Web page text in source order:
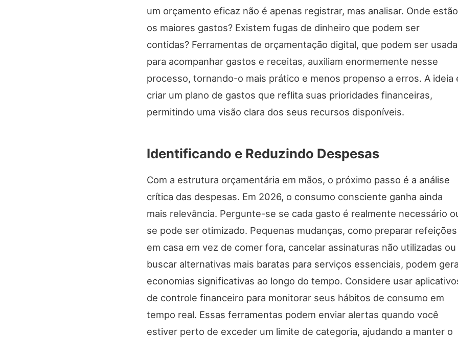
um orçamento eficaz não é apenas registrar, mas analisar. Onde estão
os maiores gastos? Existem fugas de dinheiro que podem ser
contidas? Ferramentas de orçamentação digital, que podem ser
para acompanhar gastos e receitas, auxiliam enormemente nesse
processo, tornando-o mais prático e menos propenso a erros. A ideia
criar um plano de gastos que reflita suas prioridades financeiras,
permitindo uma visão clara dos seus recursos disponíveis.
Identificando e Reduzindo Despesas
Com a estrutura orçamentária em mãos, o próximo passo é a análise
crítica das despesas. Em 2026, o consumo consciente ganha ainda
mais relevância. Pergunte-se se cada gasto é realmente necessário
se pode ser otimizado. Pequenas mudanças, como preparar refeições
em casa em vez de comer fora, cancelar assinaturas não utilizadas ou
buscar alternativas mais baratas para serviços essenciais, podem
economias significativas ao longo do tempo. Considere usar
de controle financeiro para monitorar seus hábitos de consumo em
tempo real. Essas ferramentas podem enviar alertas quando você
estiver perto de exceder um limite de categoria, ajudando a manter o